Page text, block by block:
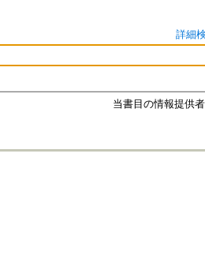
詳細
当書目の情報提供